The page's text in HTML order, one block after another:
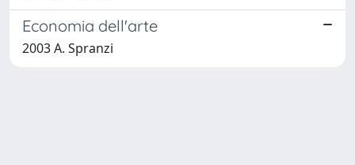
Economia dell'arte
2003 A. Spranzi